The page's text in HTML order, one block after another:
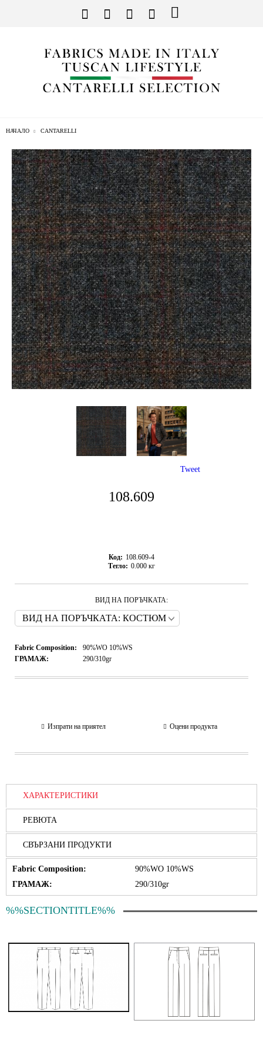
НАЧАЛО CANTARELLI
108.609
Код: 108.609-4
Тегло: 0.000 кг
ВИД НА ПОРЪЧКАТА:
Fabric Composition:
90%WO 10%WS
ГРАМАЖ:
290/310gr
Изпрати на приятел Оцени продукта
Tweet
ХАРАКТЕРИСТИКИ
РЕВЮТА
СВЪРЗАНИ ПРОДУКТИ
Fabric Composition:
90%WO 10%WS
ГРАМАЖ:
290/310gr
%%SECTIONTITLE%%